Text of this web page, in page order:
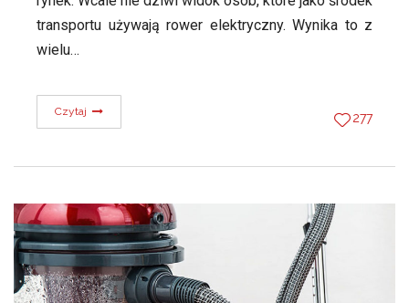
transportu używają rower elektryczny. Wynika to z
wielu…
Czytaj 277